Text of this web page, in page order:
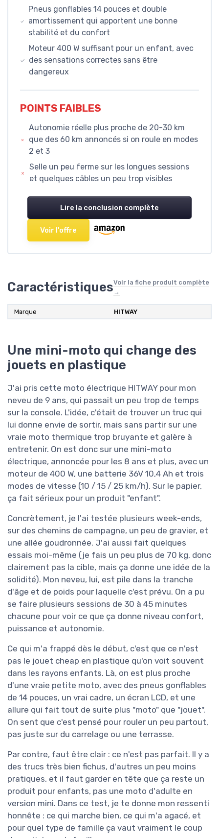
Pneus gonflables 14 pouces et double
amortissement qui apportent une bonne
stabilité et du confort
Moteur 400 W suffisant pour un enfant, avec
des sensations correctes sans être
dangereux
POINTS FAIBLES
Autonomie réelle plus proche de 20-30 km
que des 60 km annoncés si on roule en modes
2 et 3
Selle un peu ferme sur les longues sessions
et quelques câbles un peu trop visibles
Lire la conclusion complète
Voir l'offre
CaractéristiquesVoir la fiche produit complète
→
Marque HITWAY
Une mini-moto qui change des
jouets en plastique
J'ai pris cette moto électrique HITWAY pour mon
neveu de 9 ans, qui passait un peu trop de temps
sur la console. L'idée, c'était de trouver un truc qui
lui donne envie de sortir, mais sans partir sur une
vraie moto thermique trop bruyante et galère à
entretenir. On est donc sur une mini-moto
électrique, annoncée pour les 8 ans et plus, avec un
moteur de 400 W, une batterie 36V 10,4 Ah et trois
modes de vitesse (10 / 15 / 25 km/h). Sur le papier,
ça fait sérieux pour un produit "enfant".
Concrètement, je l'ai testée plusieurs week-ends,
sur des chemins de campagne, un peu de gravier, et
une allée goudronnée. J'ai aussi fait quelques
essais moi-même (je fais un peu plus de 70 kg, donc
clairement pas la cible, mais ça donne une idée de la
solidité). Mon neveu, lui, est pile dans la tranche
d'âge et de poids pour laquelle c'est prévu. On a pu
se faire plusieurs sessions de 30 à 45 minutes
chacune pour voir ce que ça donne niveau confort,
puissance et autonomie.
Ce qui m'a frappé dès le début, c'est que ce n'est
pas le jouet cheap en plastique qu'on voit souvent
dans les rayons enfants. Là, on est plus proche
d'une vraie petite moto, avec des pneus gonflables
de 14 pouces, un vrai cadre, un écran LCD, et une
allure qui fait tout de suite plus "moto" que "jouet".
On sent que c'est pensé pour rouler un peu partout,
pas juste sur du carrelage ou une terrasse.
Par contre, faut être clair : ce n'est pas parfait. Il y a
des trucs très bien fichus, d'autres un peu moins
pratiques, et il faut garder en tête que ça reste un
produit pour enfants, pas une moto d'adulte en
version mini. Dans ce test, je te donne mon ressenti
honnête : ce qui marche bien, ce qui m'a agacé, et
pour quel type de famille ça vaut vraiment le coup